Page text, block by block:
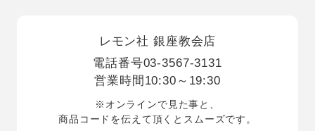
レモン社 銀座教会店
電話番号03-3567-3131
営業時間 10:30～19:30
※オンラインで見た事と、
商品コードを伝えて頂くとスムーズです。